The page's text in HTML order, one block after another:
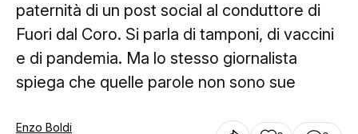
Contatti
paternità di un post social al conduttore di
Fuori dal Coro. Si parla di tamponi, di vaccini
e di pandemia. Ma lo stesso giornalista
spiega che quelle parole non sono sue
Enzo Boldi